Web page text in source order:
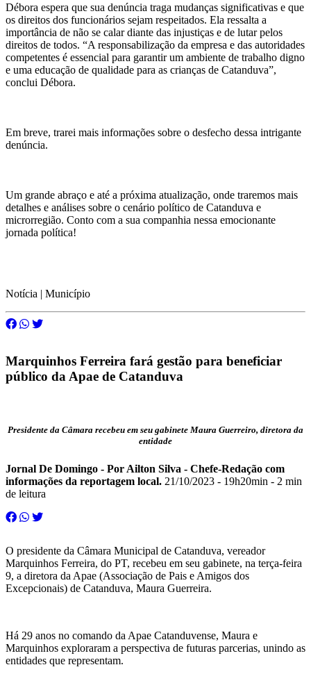
Débora espera que sua denúncia traga mudanças significativas e que
os direitos dos funcionários sejam respeitados. Ela ressalta a
importância de não se calar diante das injustiças e de lutar pelos
direitos de todos. “A responsabilização da empresa e das autoridades
competentes é essencial para garantir um ambiente de trabalho digno
e uma educação de qualidade para as crianças de Catanduva”,
conclui Débora.
Em breve, trarei mais informações sobre o desfecho dessa intrigante
denúncia.
Um grande abraço e até a próxima atualização, onde traremos mais
detalhes e análises sobre o cenário político de Catanduva e
microrregião. Conto com a sua companhia nessa emocionante
jornada política!
Notícia | Município
Marquinhos Ferreira fará gestão para beneficiar
público da Apae de Catanduva
Presidente da Câmara recebeu em seu gabinete Maura Guerreiro, diretora da
entidade
Jornal De Domingo - Por Ailton Silva - Chefe-Redação com
informações da reportagem local. 21/10/2023 - 19h20min - 2 min
de leitura
O presidente da Câmara Municipal de Catanduva, vereador
Marquinhos Ferreira, do PT, recebeu em seu gabinete, na terça-feira
9, a diretora da Apae (Associação de Pais e Amigos dos
Excepcionais) de Catanduva, Maura Guerreira.
Há 29 anos no comando da Apae Catanduvense, Maura e
Marquinhos exploraram a perspectiva de futuras parcerias, unindo as
entidades que representam.